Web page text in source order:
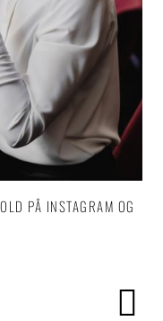
PÅ INSTAGRAM OG